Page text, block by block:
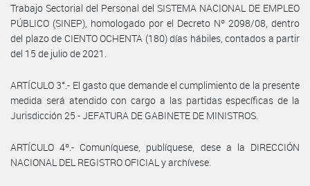
Trabajo Sectorial del Personal del SISTEMA NACIONAL DE EMPLEO
PÚBLICO (SINEP), homologado por el Decreto Nº 2098/08, dentro
del plazo de CIENTO OCHENTA (180) días hábiles, contados a partir
del 15 de julio de 2021.
ARTÍCULO 3°.- El gasto que demande el cumplimiento de la presente
medida será atendido con cargo a las partidas específicas de la
Jurisdicción 25 - JEFATURA DE GABINETE DE MINISTROS.
ARTÍCULO 4º.- Comuníquese, publíquese, dese a la DIRECCIÓN
NACIONAL DEL REGISTRO OFICIAL y archívese.